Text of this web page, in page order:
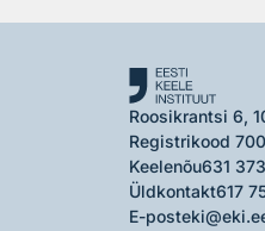
Roosikrantsi 6,
Registrikood
Keelenõu631
Üldkontakt617
E-post